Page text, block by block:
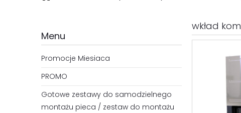
Menu
Promocje Miesiaca
PROMO
Gotowe zestawy do samodzielnego
montażu pieca / zestaw do montażu
wkład